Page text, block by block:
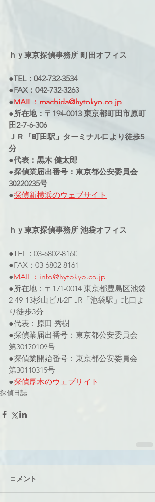
ｈｙ東京探偵事務所 町田オフィス
●TEL：042-732-3534
●FAX：042-732-3263
●MAIL：machida@hytokyo.co.jp
●所在地：〒194-0013 東京都町田市原町
田2-7-6-306
ＪＲ「町田駅」ターミナル口より徒歩5
分
●代表：黒木 健太郎
●探偵業届出番号：東京都公安委員会
30220235号
●探偵新横浜のウェブサイト
ｈｙ東京探偵事務所 池袋オフィス
●TEL：03-6802-8160
●FAX：03-6802-8161
●MAIL：info@hytokyo.co.jp
●所在地：〒171-0014 東京都豊島区池袋
2-49-13杉山ビル2F JR「池袋駅」北口よ
り徒歩3分
●代表：原田 秀樹
●探偵業届出番号：東京都公安委員会
第30170109号
●探偵業開始番号：東京都公安委員会
第30110315号
●探偵厚木のウェブサイト
探偵日誌
コメント